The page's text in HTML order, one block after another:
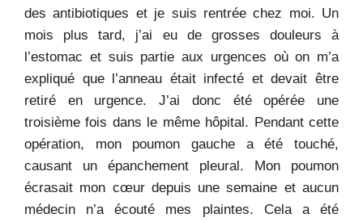
des antibiotiques et je suis rentrée chez moi. Un
mois plus tard, j’ai eu de grosses douleurs à
l’estomac et suis partie aux urgences où on m’a
expliqué que l’anneau était infecté et devait être
retiré en urgence. J’ai donc été opérée une
troisième fois dans le même hôpital. Pendant cette
opération, mon poumon gauche a été touché,
causant un épanchement pleural. Mon poumon
écrasait mon cœur depuis une semaine et aucun
médecin n’a écouté mes plaintes. Cela a été